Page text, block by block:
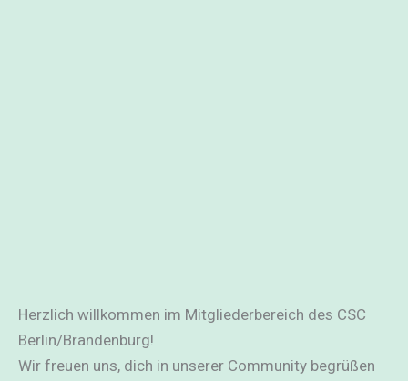
Herzlich willkommen im Mitgliederbereich des CSC
Berlin/Brandenburg!
Wir freuen uns, dich in unserer Community begrüßen